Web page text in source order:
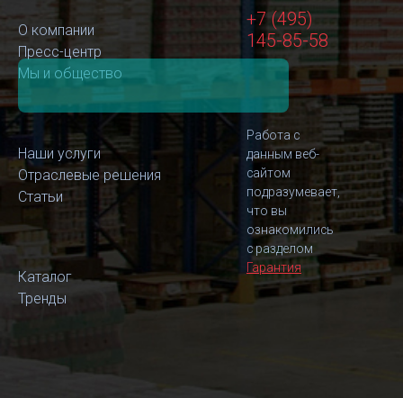
О компании
Пресс-центр
Мы и общество
Наши услуги
Отраслевые решения
Статьи
Каталог
Тренды
+7 (495)
145-85-58
Работа с
данным веб-
сайтом
подразумевает,
что вы
ознакомились
с разделом
Гарантия